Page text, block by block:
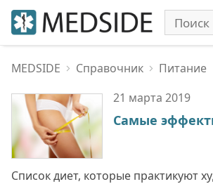
MEDSIDE Справочник
Питание
21 марта 2019
Самые
Список диет, которые практикуют